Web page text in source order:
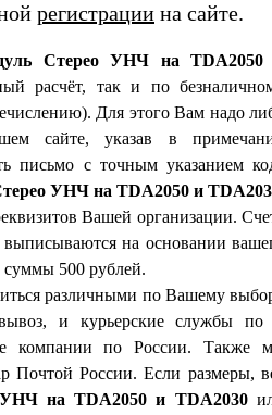
регистрации на сайте.
Стерео УНЧ на TDA2050
расчёт, так и по
Для этого Вам надо
сайте, указав в
письмо с точным указанием
УНЧ на TDA2050 и
Вашей организации.
выписываются на основании
суммы 500 рублей.
различными по Вашему
и курьерские службы по
компании по России. Также
Почтой России. Если размеры,
на TDA2050 и TDA2030